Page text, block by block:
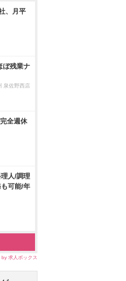
、月平
ぼ残業ナ
泉佐野西店
全週休
人/調理
可能/年
求人ボックス